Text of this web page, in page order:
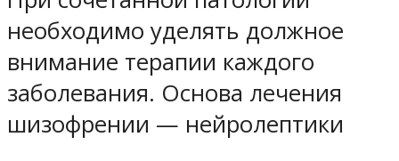
необходимо уделять должное
внимание терапии каждого
заболевания. Основа лечения
шизофрении — нейролептики